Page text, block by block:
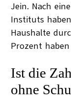
Jein. Nach
Instituts
Haushalte
Prozent
Ist die
ohne